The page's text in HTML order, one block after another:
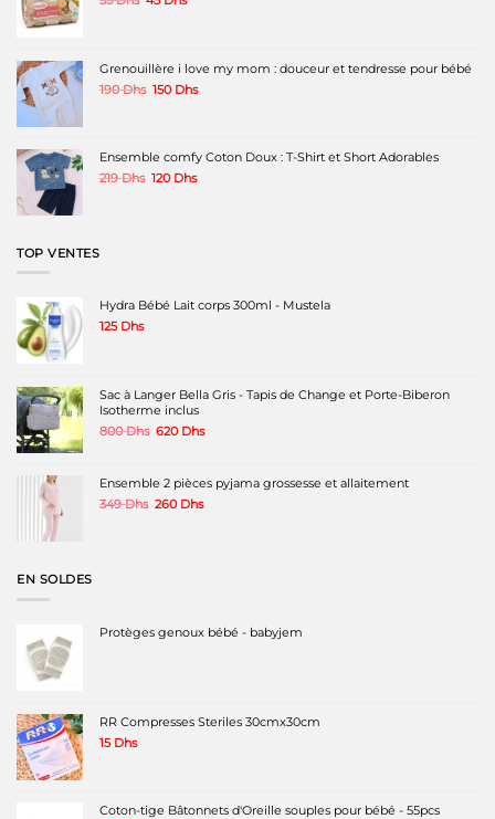
choisies
du
produit
du
du
55 Dhs.45 Dhs.
Grenouillère i love my mom : douceur et tendresse pour bébé
190Dhs Le
190 Dhs.
150 DhsLe
150 Dhs.
Ensemble comfy Coton Doux : T-Shirt et Short Adorables
219Dhs Le
120 DhsLe
TOP VENTES
Hydra Bébé Lait corps 300ml - Mustela
125 Dhs
Sac à Langer Bella Gris - Tapis de Change et Porte-Biberon
Isotherme inclus
800Dhs Le
était :
800 Dhs.
620 DhsLe
620 Dhs.
Ensemble 2 pièces pyjama grossesse et allaitement
349Dhs Le
260 DhsLe
EN SOLDES
Protèges genoux bébé - babyjem
RR Compresses Steriles 30cmx30cm
15 Dhs
Coton-tige Bâtonnets d'Oreille souples pour bébé - 55pcs